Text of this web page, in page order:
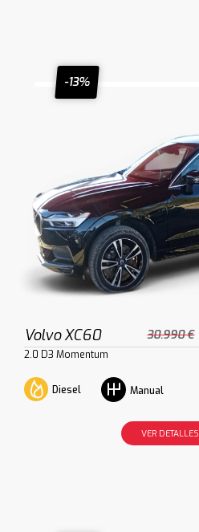
-13%
Volvo XC60 30.990 €
2.0 D3 Momentum
Diesel Manual
VER DETALLES